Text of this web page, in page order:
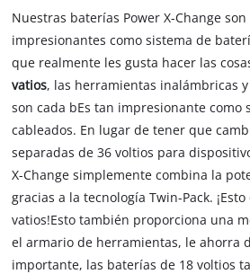
Nuestras baterías Power X-Change
impresionantes como sistema de
que realmente les gusta hacer las
vatios, las herramientas inalámbricas
son cada bEs tan impresionante como
cableados. En lugar de tener que
separadas de 36 voltios para
X-Change simplemente combina la
gracias a la tecnología Twin-Pack.
vatios!Esto también proporciona una
el armario de herramientas, le ahorra
importante, las baterías de 18 voltios